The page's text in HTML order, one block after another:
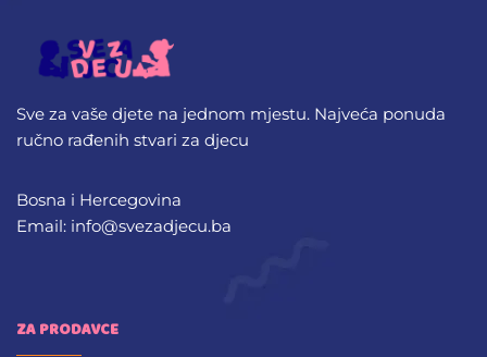
Sve za vaše djete na jednom mjestu. Najveća ponuda
ručno rađenih stvari za djecu
Bosna i Hercegovina
Email: info@svezadjecu.ba
ZA PRODAVCE